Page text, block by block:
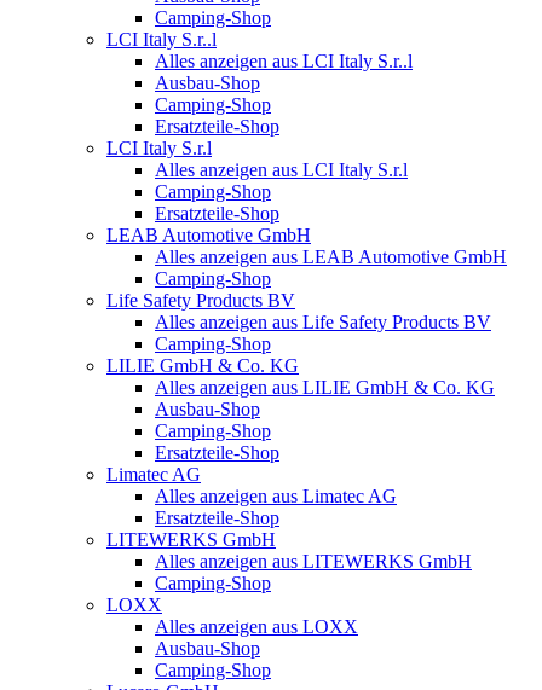
Camping-Shop
LCI Italy S.r..l
Alles anzeigen aus LCI Italy S.r..l
Ausbau-Shop
Camping-Shop
Ersatzteile-Shop
LCI Italy S.r.l
Alles anzeigen aus LCI Italy S.r.l
Camping-Shop
Ersatzteile-Shop
LEAB Automotive GmbH
Alles anzeigen aus LEAB Automotive GmbH
Camping-Shop
Life Safety Products BV
Alles anzeigen aus Life Safety Products BV
Camping-Shop
LILIE GmbH & Co. KG
Alles anzeigen aus LILIE GmbH & Co. KG
Ausbau-Shop
Camping-Shop
Ersatzteile-Shop
Limatec AG
Alles anzeigen aus Limatec AG
Ersatzteile-Shop
LITEWERKS GmbH
Alles anzeigen aus LITEWERKS GmbH
Camping-Shop
LOXX
Alles anzeigen aus LOXX
Ausbau-Shop
Camping-Shop